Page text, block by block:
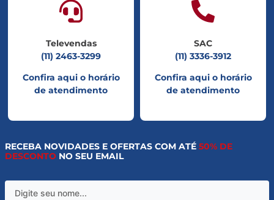
Televendas
(11) 2463-3299
Confira aqui o horário
de atendimento
SAC
(11) 3336-3912
Confira aqui o horário
de atendimento
RECEBA NOVIDADES E OFERTAS COM ATÉ 50% DE
DESCONTO NO SEU EMAIL